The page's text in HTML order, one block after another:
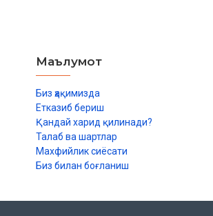
Маълумот
Биз ҳақимизда
Етказиб бериш
Қандай харид қилинади?
Талаб ва шартлар
Махфийлик сиёсати
Биз билан боғланиш